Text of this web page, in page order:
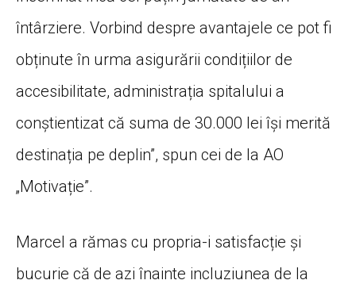
întârziere. Vorbind despre avantajele ce pot fi
obținute în urma asigurării condițiilor de
accesibilitate, administrația spitalului a
conștientizat că suma de 30.000 lei își merită
destinația pe deplin”, spun cei de la AO
„Motivație”.
Marcel a rămas cu propria-i satisfacție și
bucurie că de azi înainte incluziunea de la